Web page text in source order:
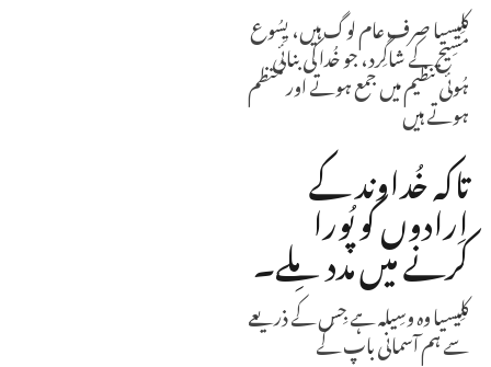
کلِیسیا صرف عام لوگ ہیں، یِسُوع
مسِیح کے شاگِرد، جو خُدا کی بنائی
ہُوئی تنظیم میں جمع ہوتے اور مُنظم
ہوتے ہیں
تاکہ خُداوند کے
اِرادوں کو پُورا
کرنے میں مدد مِلے۔
کلِیسیا وہ وسِیلہ ہے جِس کے ذریعے
سے ہم آسمانی باپ کے